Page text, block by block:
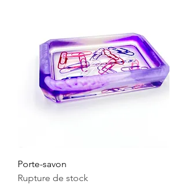
Porte-savon
Rupture de stock